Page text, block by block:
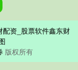
资_股票软件鑫东财
版权所有